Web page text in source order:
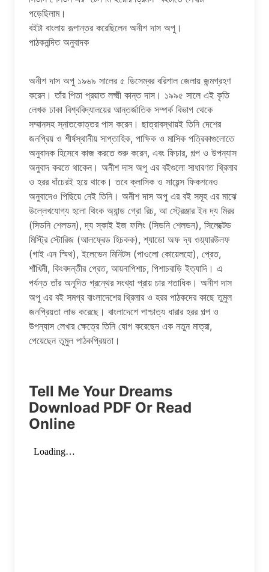
পড়েছিলাম।
বইটা বাংলায় রূপান্তর করেছিলেন অনীশ দাস অপু।
পাঠকনন্দিত অনুবাদক
অনীশ দাস অপু ১৯৬৯ সালের ৫ ডিসেম্বর বরিশাল জেলায় জন্মগ্রহণ
করেন। তাঁর পিতা প্রয়াত লক্ষ্মী কান্ত দাস। ১৯৯৫ সালে এই কৃতি
লেখক ঢাকা বিশ্ববিদ্যালয়ের আন্তর্জাতিক সম্পর্ক বিভাগ থেকে
সম্মানসহ স্নাতকোত্তর পাস করেন। ছাত্রাবস্থায়ই তিনি দেশের
জনপ্রিয় ও শীর্ষস্থানীয় সাপ্তাহিক, পাক্ষিক ও মাসিক পত্রিকাগুলোতে
অনুবাদক হিসেবে কাজ করতে শুরু করেন, এবং ফিচার, গল্প ও উপন্যাস
অনুবাদ করতে থাকেন। অনীশ দাস অপু এর বইগুলো সাধারণত থ্রিলার
ও হরর ধাঁচেরই হয়ে থাকে। তবে ক্লাসিক ও সায়েন্স ফিকশনেও
অনুবাদেও পিছিয়ে নেই তিনি। অনীশ দাস অপু এর বই সমূহ এর মাঝে
উল্লেখযোগ্য হলো থিংক অ্যান্ড গ্রো রিচ, আ স্ট্রেঞ্জার ইন দ্য মিরর
(সিডনি শেলডন), দ্য স্কাই ইজ ফলিং (সিডনি শেলডন), সিলেক্টেড
মিস্ট্রি স্টোরিজ (আলফ্রেড হিচকক), শ্যাডো অফ দ্য ওয়্যারউলফ
(গাই এন স্মিথ), ইলেভেন মিনিটস (পাওলো কোয়েলহো), প্রেত,
শাঁখিনী, কিংবদন্তীর প্রেত, আয়নাপিশাচ, পিশাচবাড়ি ইত্যাদি। এ
পর্যন্ত তাঁর অনূদিত গ্রন্থের সংখ্যা প্রায় চার শতাধিক। অনীশ দাস
অপু এর বই সমগ্র বাংলাদেশের থ্রিলার ও হরর পাঠকদের কাছে তুমুল
জনপ্রিয়তা লাভ করেছে। বাংলাদেশে পাশ্চাত্য ধারার হরর গল্প ও
উপন্যাস লেখার ক্ষেত্রে তিনি যোগ করেছেন এক নতুন মাত্রা,
পেয়েছেন তুমুল পাঠকপ্রিয়তা।
Tell Me Your Dreams
Download PDF Or Read
Online